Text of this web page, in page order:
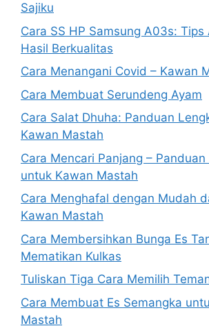
Sajiku
Cara SS HP Samsung A03s: Tips
Hasil Berkualitas
Cara Menangani Covid – Kawan
Cara Membuat Serundeng Ayam
Cara Salat Dhuha: Panduan
Kawan Mastah
Cara Mencari Panjang –
untuk Kawan Mastah
Cara Menghafal dengan Mudah
Kawan Mastah
Cara Membersihkan Bunga Es
Mematikan Kulkas
Tuliskan Tiga Cara Memilih
Cara Membuat Es Semangka
Mastah